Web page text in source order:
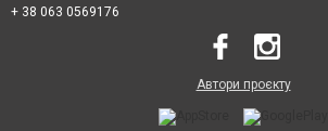
+ 38 063 0569176
Автори проєкту